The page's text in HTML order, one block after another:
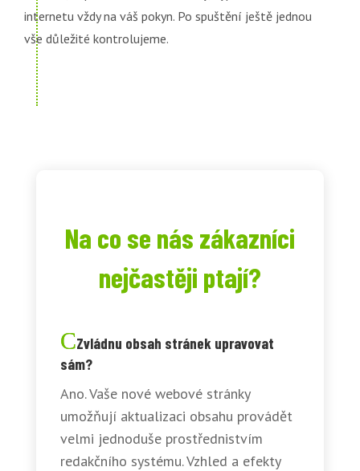
internetu vždy na váš pokyn. Po spuštění ještě jednou
vše důležité kontrolujeme.
Na co se nás zákazníci
nejčastěji ptají?
Zvládnu obsah stránek upravovat
sám?
Ano. Vaše nové webové stránky
umožňují aktualizaci obsahu provádět
velmi jednoduše prostřednistvím
redakčního systému. Vzhled a efekty